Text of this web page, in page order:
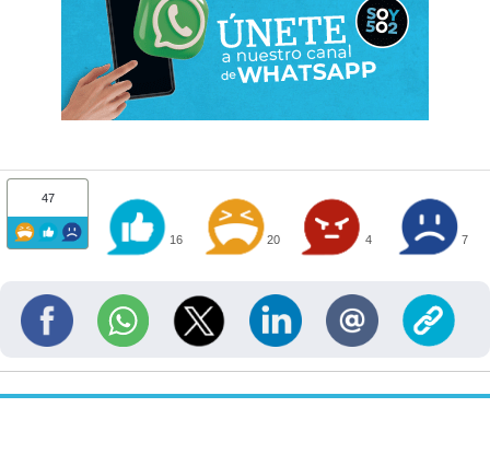
47
16 20 4 7